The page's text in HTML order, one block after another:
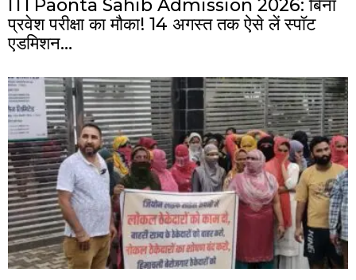
ITI Paonta Sahib Admission 2026: बिना
प्रवेश परीक्षा का मौका! 14 अगस्त तक ऐसे लें स्पॉट
एडमिशन…